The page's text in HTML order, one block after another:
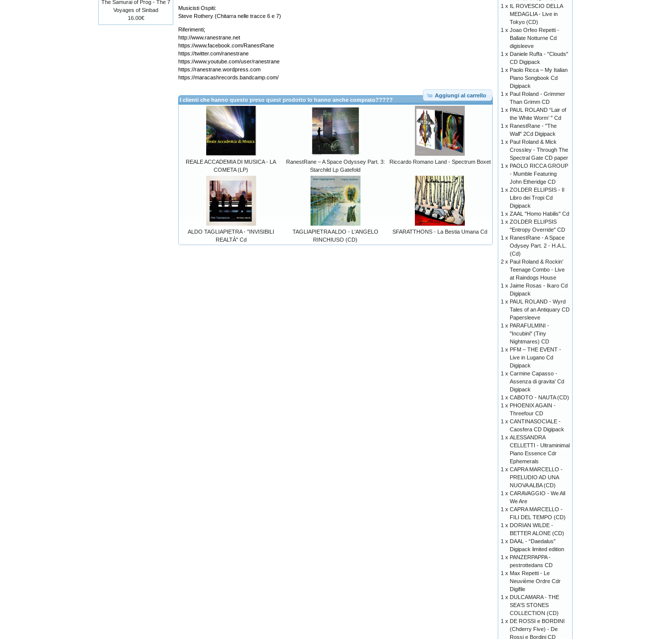
Musicisti Ospiti:
Steve Rothery (Chitarra nelle tracce 6 e 7)
Riferimenti;
http://www.ranestrane.net
https://www.facebook.com/RanestRane
https://twitter.com/ranestrane
https://www.youtube.com/user/ranestrane
https://ranestrane.wordpress.com
https://maracashrecords.bandcamp.com/
Aggiungi al carrello
I clienti che hanno questo preso quest prodotto lo hanno anche comprato?????
REALE ACCADEMIA DI MUSICA - LA
COMETA (LP)
RanestRane – A Space Odyssey Part. 3:
Starchild Lp Gatefold
Riccardo Romano Land - Spectrum Boxet
ALDO TAGLIAPIETRA - "INVISIBILI
REALTÀ" Cd
TAGLIAPIETRA ALDO - L'ANGELO
RINCHIUSO (CD)
SFARATTHONS - La Bestia Umana Cd
The Samurai of Prog - The 7
Voyages of Sinbad
16.00€
1 x IL ROVESCIO DELLA
MEDAGLIA - Live in
Tokyo (CD)
1 x Joao Orfeo Repetti -
Ballate Notturne Cd
digisleeve
1 x Daniele Ruffa - "Clouds"
CD Digipack
1 x Paolo Ricca – My Italian
Piano Songbook Cd
Digipack
1 x Paul Roland - Grimmer
Than Grimm CD
1 x PAUL ROLAND “Lair of
the White Worm’ " Cd
1 x RanestRane - "The
Wall" 2Cd Digipack
1 x Paul Roland & Mick
Crossley - Through The
Spectral Gate CD paper
1 x PAOLO RICCA GROUP
- Mumble Featuring
John Etheridge CD
1 x ZOLDER ELLIPSIS - Il
Libro dei Tropi Cd
Digipack
1 x ZAAL "Homo Habilis" Cd
1 x ZOLDER ELLIPSIS
"Entropy Override" CD
1 x RanestRane - A Space
Odysey Part. 2 - H.A.L.
(Cd)
2 x Paul Roland & Rockin’
Teenage Combo - Live
at Raindogs House
1 x Jaime Rosas - Ikaro Cd
Digipack
1 x PAUL ROLAND - Wyrd
Tales of an Antiquary CD
Papersleeve
1 x PARAFULMINI -
"Incubini" (Tiny
Nightmares) CD
1 x PFM – THE EVENT -
Live in Lugano Cd
Digipack
1 x Carmine Capasso -
Assenza di gravita' Cd
Digipack
1 x CABOTO - NAUTA (CD)
1 x PHOENIX AGAIN -
Threefour CD
1 x CANTINASOCIALE -
Caosfera CD Digipack
1 x ALESSANDRA
CELLETTI - Ultraminimal
Piano Essence Cdr
Ephemerals
1 x CAPRA MARCELLO -
PRELUDIO AD UNA
NUOVA ALBA (CD)
1 x CARAVAGGIO - We All
We Are
1 x CAPRA MARCELLO -
FILI DEL TEMPO (CD)
1 x DORIAN WILDE -
BETTER ALONE (CD)
1 x DAAL - “Daedalus”
Digipack limited edition
1 x PANZERPAPPA -
pestrottedans CD
1 x Max Repetti - Le
Neuvième Ordre Cdr
Digifile
1 x DULCAMARA - THE
SEA'S STONES
COLLECTION (CD)
1 x DE ROSSI e BORDINI
(Chderry Five) - De
Rossi e Bordini CD